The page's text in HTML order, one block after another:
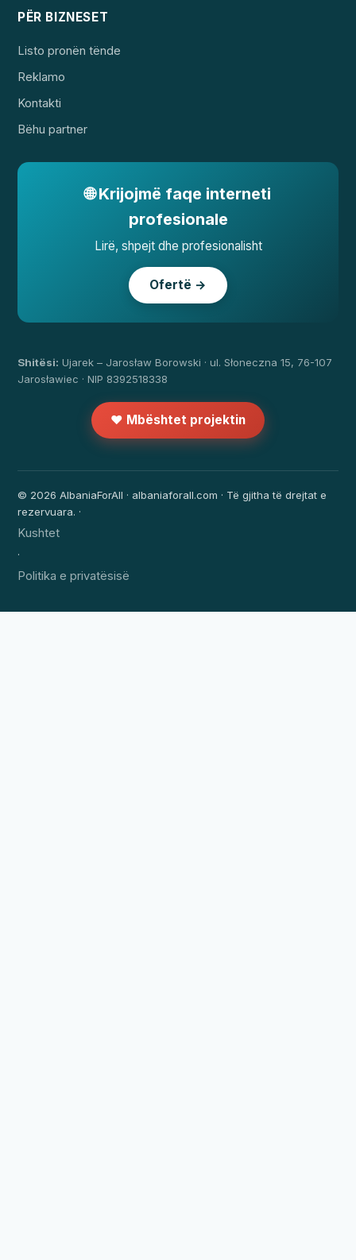
PËR BIZNESET
Listo pronën tënde
Reklamo
Kontakti
Bëhu partner
🌐 Krijojmë faqe interneti
profesionale
Lirë, shpejt dhe profesionalisht
Ofertë →
Shitësi: Ujarek – Jarosław Borowski · ul. Słoneczna 15, 76-107
Jarosławiec · NIP 8392518338
❤️ Mbështet projektin
© 2026 AlbaniaForAll · albaniaforall.com · Të gjitha të drejtat e
rezervuara. ·
Kushtet
·
Politika e privatësisë